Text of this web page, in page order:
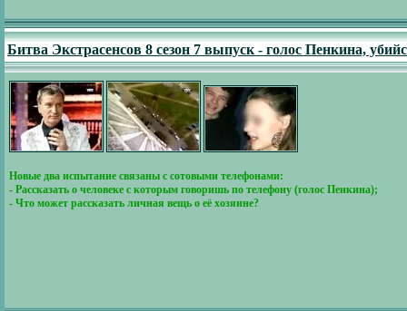
Битва Экстрасенсов 8 сезон 7 выпуск - голос Пенкина,
Новые два испытание связаны с сотовыми телефонами:
- Рассказать о человеке с которым говоришь по телефону (голос Пенкина);
- Что может рассказать личная вещь о её хозяине?